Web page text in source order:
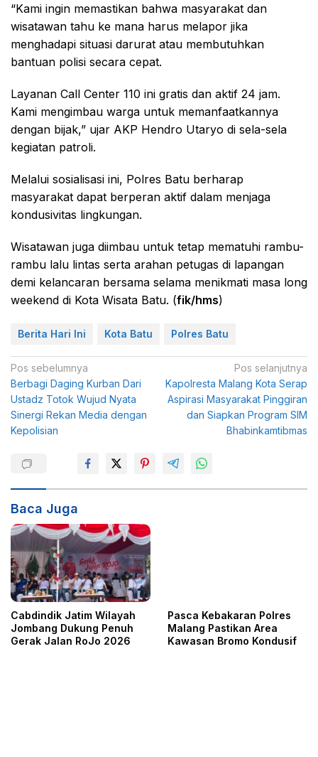
“Kami ingin memastikan bahwa masyarakat dan
wisatawan tahu ke mana harus melapor jika
menghadapi situasi darurat atau membutuhkan
bantuan polisi secara cepat.
Layanan Call Center 110 ini gratis dan aktif 24 jam.
Kami mengimbau warga untuk memanfaatkannya
dengan bijak,” ujar AKP Hendro Utaryo di sela-sela
kegiatan patroli.
Melalui sosialisasi ini, Polres Batu berharap
masyarakat dapat berperan aktif dalam menjaga
kondusivitas lingkungan.
Wisatawan juga diimbau untuk tetap mematuhi rambu-
rambu lalu lintas serta arahan petugas di lapangan
demi kelancaran bersama selama menikmati masa long
weekend di Kota Wisata Batu. (fik/hms)
Berita Hari Ini Kota Batu Polres Batu
N
a
v
i
s
i
p
o
s
Pos sebelumnya
Berbagi Daging Kurban Dari
Ustadz Totok Wujud Nyata
Sinergi Rekan Media dengan
Kepolisian
Pos selanjutnya
Kapolresta Malang Kota Serap
Aspirasi Masyarakat Pinggiran
dan Siapkan Program SIM
Bhabinkamtibmas
Baca Juga
Cabdindik Jatim Wilayah
Jombang Dukung Penuh
Gerak Jalan RoJo 2026
Pasca Kebakaran Polres
Malang Pastikan Area
Kawasan Bromo Kondusif